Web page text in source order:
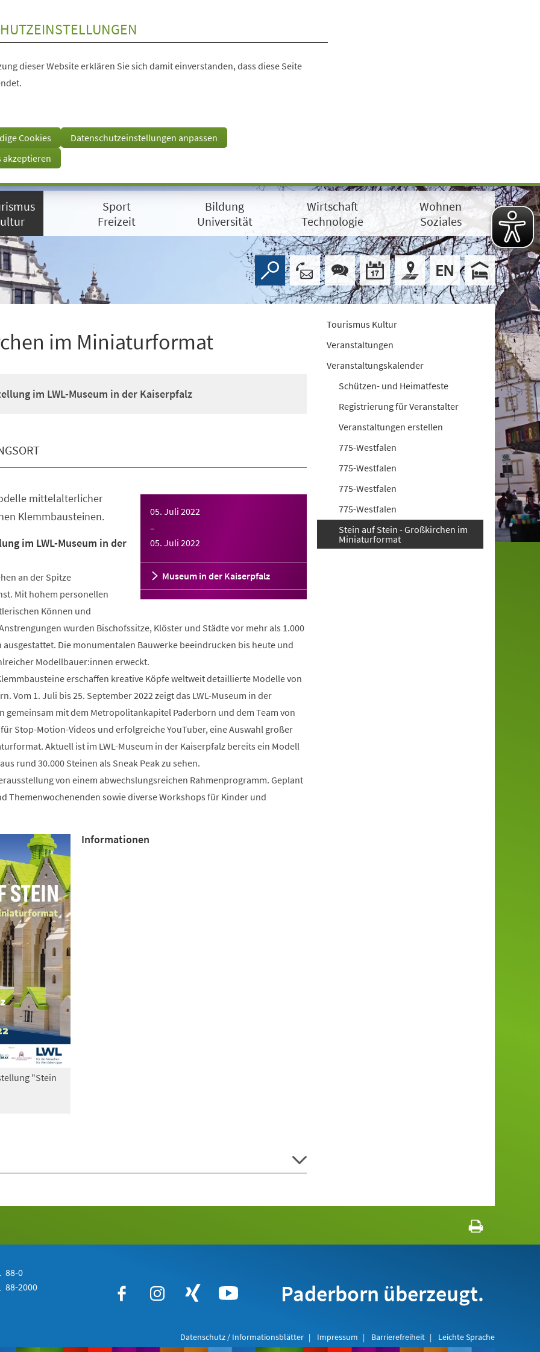
dieser Website erklären Sie sich damit einverstanden, dass diese Seite
Cookies
Datenschutzeinstellungen anpassen
akzeptieren
Sport
Freizeit
Bildung
Universität
Wirtschaft
Technologie
Wohnen
Soziales
im Miniaturformat
im LWL-Museum in der Kaiserpfalz
05. Juli 2022
–
05. Juli 2022
Museum in der Kaiserpfalz
mittelalterlicher
Klemmbausteinen.
im LWL-Museum in der
an der Spitze
Mit hohem personellen
Können und
wurden Bischofssitze, Klöster und Städte vor mehr als 1.000
Die monumentalen Bauwerke beeindrucken bis heute und
Modellbauer:innen erweckt.
erschaffen kreative Köpfe weltweit detaillierte Modelle von
Vom 1. Juli bis 25. September 2022 zeigt das LWL-Museum in der
gemeinsam mit dem Metropolitankapitel Paderborn und dem Team von
Stop-Motion-Videos und erfolgreiche YouTuber, eine Auswahl großer
Aktuell ist im LWL-Museum in der Kaiserpfalz bereits ein Modell
rund 30.000 Steinen als Sneak Peak zu sehen.
von einem abwechslungsreichen Rahmenprogramm. Geplant
Themenwochenenden sowie diverse Workshops für Kinder und
"Stein
Informationen
Tourismus Kultur
Veranstaltungen
Veranstaltungskalender
Schützen- und Heimatfeste
Registrierung für Veranstalter
Veranstaltungen erstellen
775-Westfalen
775-Westfalen
775-Westfalen
775-Westfalen
Stein auf Stein - Großkirchen im
Miniaturformat
88-0
88-2000 Paderborn überzeugt.
Datenschutz / Informationsblätter Impressum Barrierefreiheit Leichte Sprache